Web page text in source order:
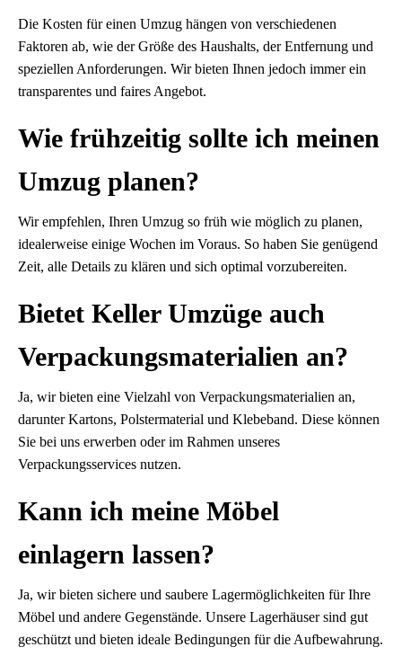
Die Kosten für einen Umzug hängen von verschiedenen
Faktoren ab, wie der Größe des Haushalts, der Entfernung und
speziellen Anforderungen. Wir bieten Ihnen jedoch immer ein
transparentes und faires Angebot.
Wie frühzeitig sollte ich meinen
Umzug planen?
Wir empfehlen, Ihren Umzug so früh wie möglich zu planen,
idealerweise einige Wochen im Voraus. So haben Sie genügend
Zeit, alle Details zu klären und sich optimal vorzubereiten.
Bietet Keller Umzüge auch
Verpackungsmaterialien an?
Ja, wir bieten eine Vielzahl von Verpackungsmaterialien an,
darunter Kartons, Polstermaterial und Klebeband. Diese können
Sie bei uns erwerben oder im Rahmen unseres
Verpackungsservices nutzen.
Kann ich meine Möbel
einlagern lassen?
Ja, wir bieten sichere und saubere Lagermöglichkeiten für Ihre
Möbel und andere Gegenstände. Unsere Lagerhäuser sind gut
geschützt und bieten ideale Bedingungen für die Aufbewahrung.